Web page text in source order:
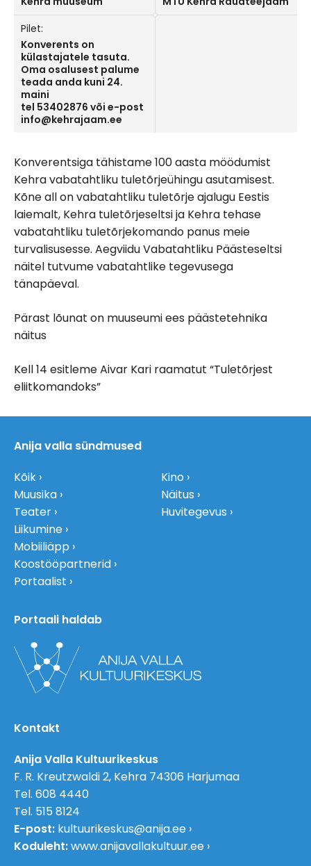
Pilet:
Konverents on
külastajatele tasuta.
Oma osalusest palume
teada anda kuni 24.
maini
tel 53402876 või e-post
info@kehrajaam.ee
Konverentsiga tähistame 100 aasta möödumist
Kehra vabatahtliku tuletõrjeühingu asutamisest.
Kõne all on vabatahtliku tuletõrje ajalugu Eestis
laiemalt, Kehra tuletõrjeseltsi ja Kehra tehase
vabatahtliku tuletõrjekomando panus meie
turvalisusesse. Aegviidu Vabatahtliku Päästeseltsi
näitel tutvume vabatahtlike tegevusega
tänapäeval.
Pärast lõunat on muuseumi ees päästetehnika
näitus
Kell 14 esitleme Aivar Kari raamatut “Tuletõrjest
eliitkomandoks”
Anija valla sündmused
Kõik
Muusika
Teater
Liikumine
Kino
Näitus
Huvitegevus
Mobiiliäpp
Koostööpartnerid
Portaalist
Portaali haldab
Kontakt
Anija Valla Kultuurikeskus
F. R. Kreutzwaldi 2, Kehra 74306 Harjumaa
Tel. 608 4440
Tel. 515 8124
E-post: kultuurikeskus@anija.ee
Koduleht:www.anijavallakultuur.ee